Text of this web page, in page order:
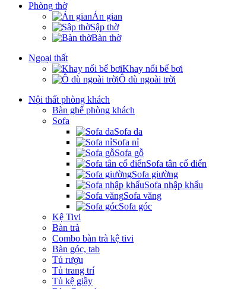
Phòng thờ
Án gian
Sập thờ
Bàn thờ
Ngoại thất
Khay nổi bể bơi
Ô dù ngoài trời
Nội thất phòng khách
Bàn ghế phòng khách
Sofa
Sofa da
Sofa nỉ
Sofa gỗ
Sofa tân cổ điển
Sofa giường
Sofa nhập khẩu
Sofa văng
Sofa góc
Kệ Tivi
Bàn trà
Combo bàn trà kệ tivi
Bàn góc, tab
Tủ rượu
Tủ trang trí
Tủ kệ giầy